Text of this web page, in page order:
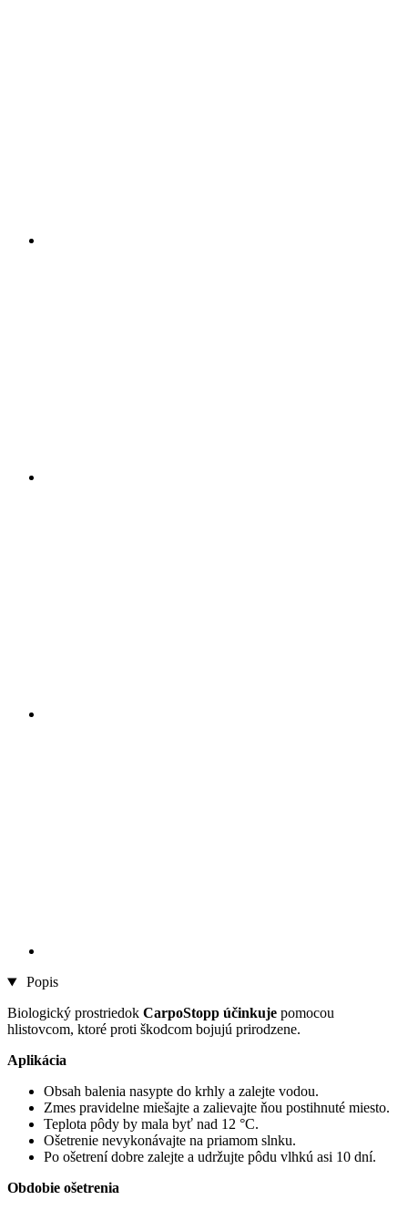
Popis
Biologický prostriedok CarpoStopp účinkuje pomocou
hlistovcom, ktoré proti škodcom bojujú prirodzene.
Aplikácia
Obsah balenia nasypte do krhly a zalejte vodou.
Zmes pravidelne miešajte a zalievajte ňou postihnuté miesto.
Teplota pôdy by mala byť nad 12 °C.
Ošetrenie nevykonávajte na priamom slnku.
Po ošetrení dobre zalejte a udržujte pôdu vlhkú asi 10 dní.
Obdobie ošetrenia